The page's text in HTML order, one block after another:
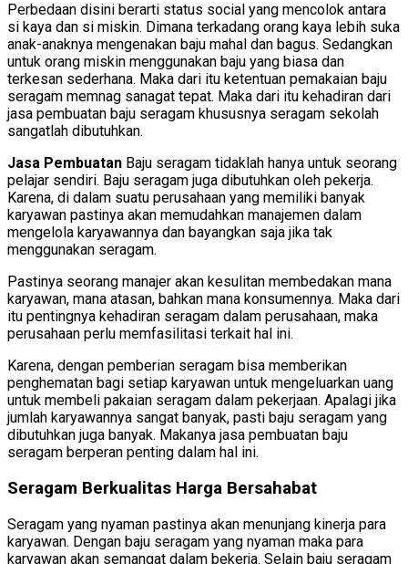
Perbedaan disini berarti status social yang mencolok antara
si kaya dan si miskin. Dimana terkadang orang kaya lebih suka
anak-anaknya mengenakan baju mahal dan bagus. Sedangkan
untuk orang miskin menggunakan baju yang biasa dan
terkesan sederhana. Maka dari itu ketentuan pemakaian baju
seragam memnag sanagat tepat. Maka dari itu kehadiran dari
jasa pembuatan baju seragam khususnya seragam sekolah
sangatlah dibutuhkan.
Jasa Pembuatan Baju seragam tidaklah hanya untuk seorang
pelajar sendiri. Baju seragam juga dibutuhkan oleh pekerja.
Karena, di dalam suatu perusahaan yang memiliki banyak
karyawan pastinya akan memudahkan manajemen dalam
mengelola karyawannya dan bayangkan saja jika tak
menggunakan seragam.
Pastinya seorang manajer akan kesulitan membedakan mana
karyawan, mana atasan, bahkan mana konsumennya. Maka dari
itu pentingnya kehadiran seragam dalam perusahaan, maka
perusahaan perlu memfasilitasi terkait hal ini.
Karena, dengan pemberian seragam bisa memberikan
penghematan bagi setiap karyawan untuk mengeluarkan uang
untuk membeli pakaian seragam dalam pekerjaan. Apalagi jika
jumlah karyawannya sangat banyak, pasti baju seragam yang
dibutuhkan juga banyak. Makanya jasa pembuatan baju
seragam berperan penting dalam hal ini.
Seragam Berkualitas Harga Bersahabat
Seragam yang nyaman pastinya akan menunjang kinerja para
karyawan. Dengan baju seragam yang nyaman maka para
karyawan akan semangat dalam bekerja. Selain baju seragam